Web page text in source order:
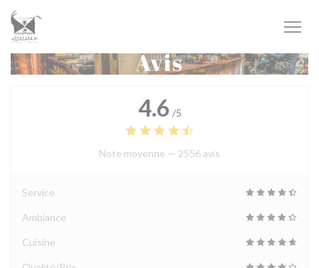
Personnalisation de vos choix en matière de cookies
Avis
4.6 /5
Note moyenne — 2556 avis
Service
Ambiance
Cuisine